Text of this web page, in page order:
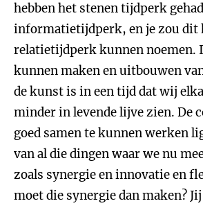
hebben het stenen tijdperk
informatietijdperk, en je zou dit
relatietijdperk kunnen noemen.
kunnen maken en uitbouwen
de kunst is in een tijd dat wij
minder in levende lijve zien. De
goed samen te kunnen werken
van al die dingen waar we nu
zoals synergie en innovatie en
moet die synergie dan maken?